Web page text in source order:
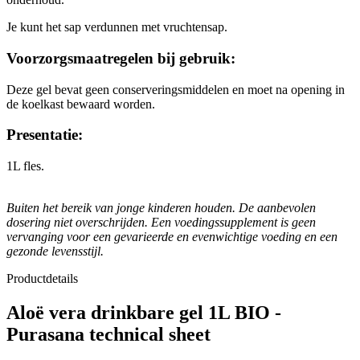
Je kunt het sap verdunnen met vruchtensap.
Voorzorgsmaatregelen bij gebruik:
Deze gel bevat geen conserveringsmiddelen en moet na opening in
de koelkast bewaard worden.
Presentatie:
1L fles.
Buiten het bereik van jonge kinderen houden. De aanbevolen
dosering niet overschrijden. Een voedingssupplement is geen
vervanging voor een gevarieerde en evenwichtige voeding en een
gezonde levensstijl.
Productdetails
Aloë vera drinkbare gel 1L BIO -
Purasana technical sheet